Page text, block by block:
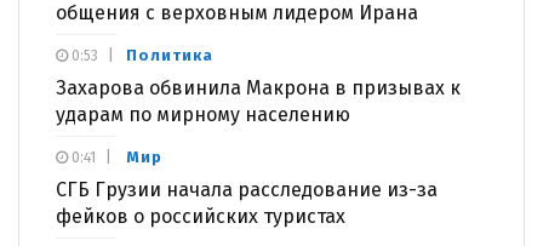
общения с верховным лидером Ирана
Политика
Захарова обвинила Макрона в призывах к
ударам по мирному населению
0:53
Мир
СГБ Грузии начала расследование из-за
фейков о российских туристах
0:41